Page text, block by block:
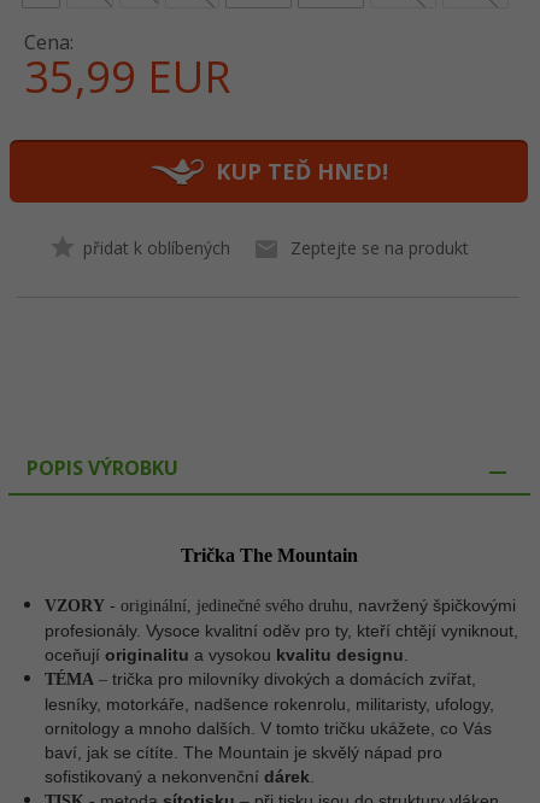
Cena:
35,99 EUR
KUP TEĎ HNED!
přidat k oblíbených Zeptejte se na produkt
POPIS VÝROBKU
Trička The Mountain
VZORY - originální, jedinečné svého druhu , navržený špičkovými
profesionály. Vysoce kvalitní oděv pro ty, kteří chtějí vyniknout,
oceňují originalitu a vysokou kvalitu designu
TÉMA – trička pro milovníky divokých a domácích zvířat,
lesníky, motorkáře, nadšence rokenrolu, militaristy, ufology,
ornitology a mnoho dalších. V tomto tričku ukážete, co Vás
baví, jak se cítíte. The Mountain je skvělý nápad pro
sofistikovaný a nekonvenční dárek